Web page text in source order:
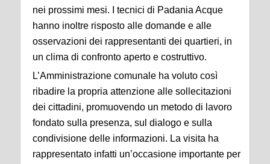
nei prossimi mesi. I tecnici di Padania Acque
hanno inoltre risposto alle domande e alle
osservazioni dei rappresentanti dei quartieri, in
un clima di confronto aperto e costruttivo.
L’Amministrazione comunale ha voluto così
ribadire la propria attenzione alle sollecitazioni
dei cittadini, promuovendo un metodo di lavoro
fondato sulla presenza, sul dialogo e sulla
condivisione delle informazioni. La visita ha
rappresentato infatti un’occasione importante per